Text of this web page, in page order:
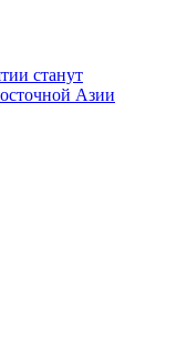
станут
Азии